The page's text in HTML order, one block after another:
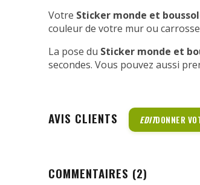
Votre Sticker monde et
couleur de votre mur ou
La pose du Sticker monde et
secondes. Vous pouvez aussi
AVIS CLIENTS EDITDONNER
COMMENTAIRES (2)